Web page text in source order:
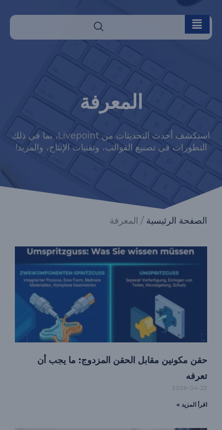
المعرفة
استكشف أحدث التحديثات من Livepoint، بما في ذلك
التطورات في تصنيع القوالب، وتقنيات الإنتاج، والمزيد!
الصفحة الرئيسية / المعرفة
حقن مكونين مقابل الحقن المزدوج: ما يجب أن
تعرفه
2026-04-23
اقرأ المزيد »